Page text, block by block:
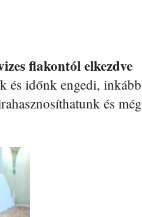
flakontól elkezdve
és időnk engedi, inkább
és még